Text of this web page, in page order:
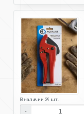
В наличии 39 шт.
-